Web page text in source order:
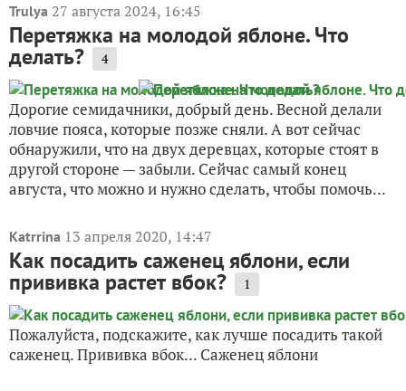
Trulya 27 августа 2024, 16:45
Перетяжка на молодой яблоне. Что
делать? 4
Дорогие семидачники, добрый день. Весной делали
ловчие пояса, которые позже сняли. А вот сейчас
обнаружили, что на двух деревцах, которые стоят в
другой стороне — забыли. Сейчас самый конец
августа, что можно и нужно сделать, чтобы помочь...
Katrrina 13 апреля 2020, 14:47
Как посадить саженец яблони, если
прививка растет вбок? 1
Пожалуйста, подскажите, как лучше посадить такой
саженец. Прививка вбок... Саженец яблони